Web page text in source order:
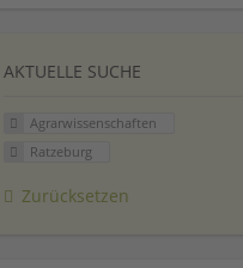
AKTUELLE SUCHE
Agrarwissenschaften
Ratzeburg
Zurücksetzen